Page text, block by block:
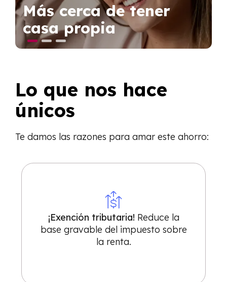
Más cerca de tener
casa propia
Lo que nos hace
únicos
Te damos las razones para amar este ahorro:
¡Exención tributaria! Reduce la
base gravable del impuesto sobre
la renta.